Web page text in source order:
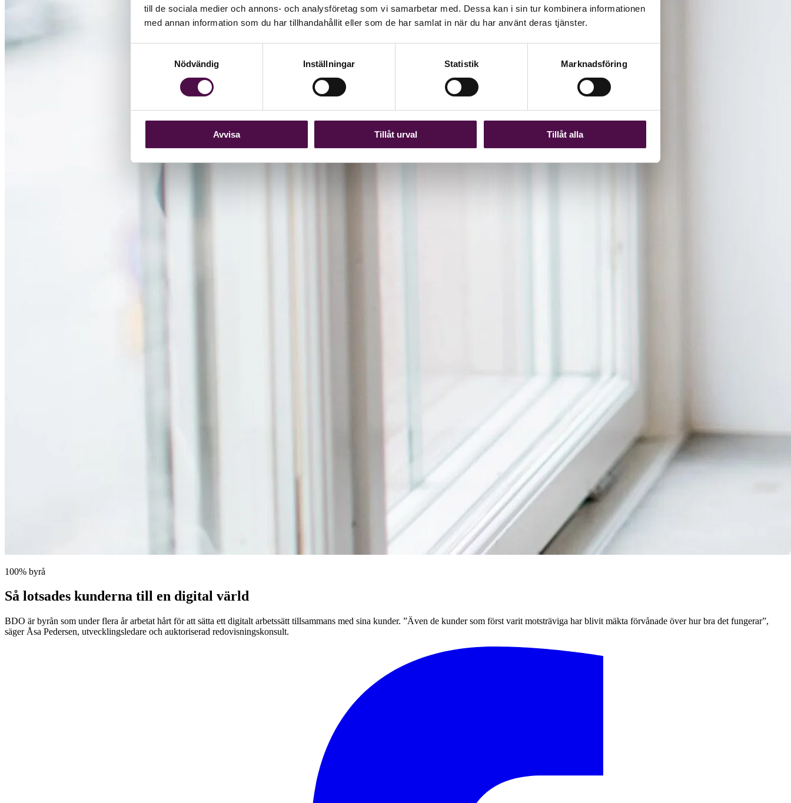
till de sociala medier och annons- och analysföretag som vi samarbetar med. Dessa kan i sin tur kombinera informationen
med annan information som du har tillhandahållit eller som de har samlat in när du har använt deras tjänster.
Nödvändig
Inställningar Statistik Marknadsföring
Avvisa Tillåt urval Tillåt alla
100% byrå
Så lotsades kunderna till en digital värld
BDO är byrån som under flera år arbetat hårt för att sätta ett digitalt arbetssätt tillsammans med sina kunder. ”Även de kunder som först varit motsträviga har blivit mäkta förvånade över hur bra det fungerar”,
säger Åsa Pedersen, utvecklingsledare och auktoriserad redovisningskonsult.